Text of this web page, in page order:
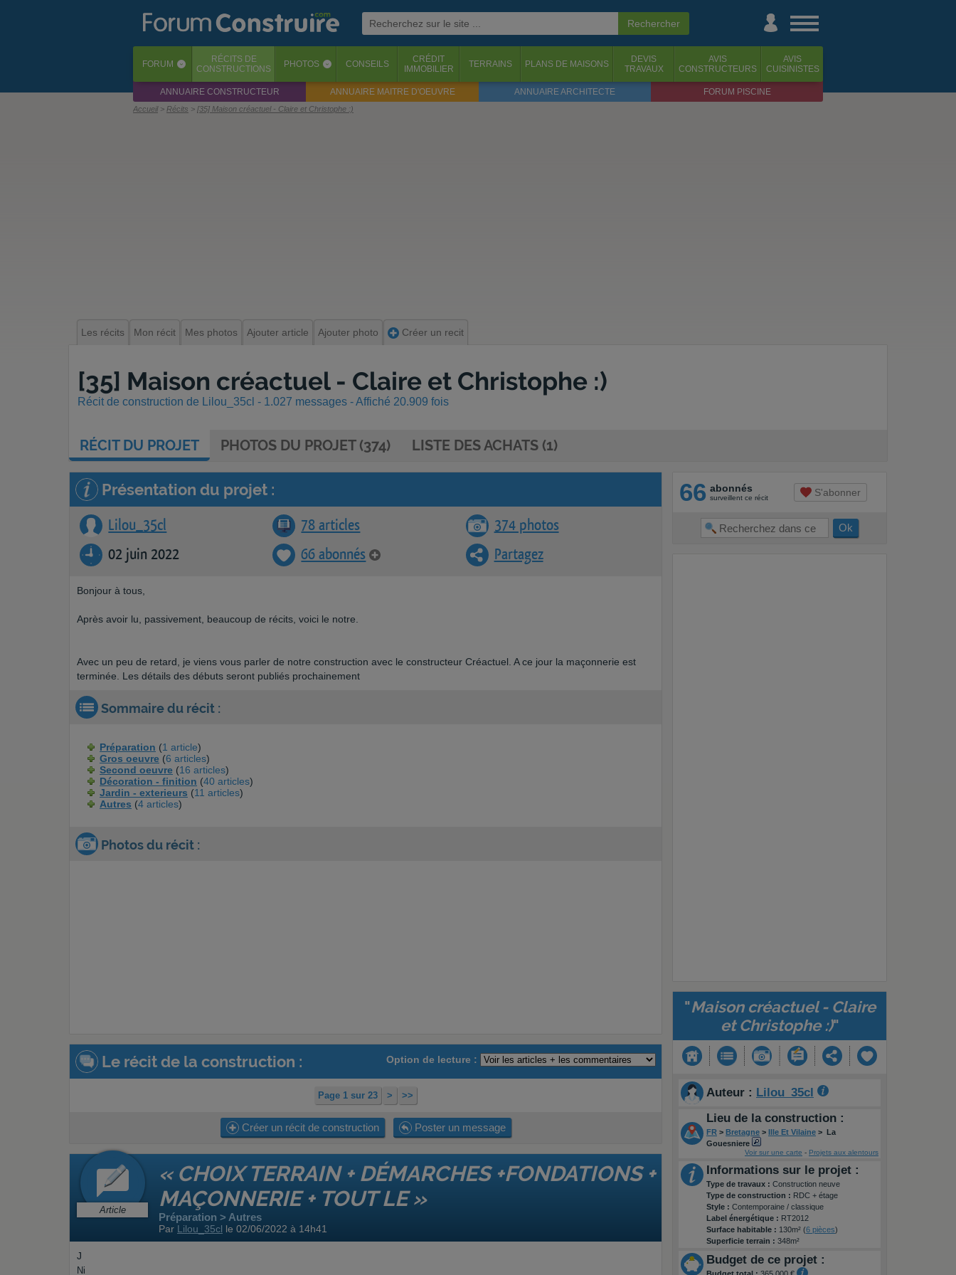
FORUM ‹ RÉCITS DE
CONSTRUCTIONS
PHOTOS ‹ CONSEILS
CRÉDIT
IMMOBILIER
TERRAINS PLANS DE MAISONS
DEVIS
TRAVAUX
AVIS
CONSTRUCTEURS
AVIS
CUISINISTES
ANNUAIRE CONSTRUCTEUR ANNUAIRE MAITRE D'OEUVRE ANNUAIRE ARCHITECTE FORUM PISCINE
Accueil Récits [35] Maison créactuel - Claire et Christophe :)
Les récits Mon récit Mes photos Ajouter article Ajouter photo Créer un recit
[35] Maison créactuel - Claire et Christophe :)
Récit de construction de Lilou_35cl - 1.027 messages - Affiché 20.909 fois
RÉCITDU PROJET PHOTOS DU PROJET (374) LISTE DES ACHATS (1)
Présentation du projet :
Lilou_35cl 78 articles
374 photos
02 juin 2022
66 abonnés Partagez
Bonjour à tous,
Après avoir lu, passivement, beaucoup de récits, voici le notre.
Avec un peu de retard, je viens vous parler de notre construction avec le constructeur Créactuel. A ce jour la maçonnerie est
terminée. Les détails des débuts seront publiés prochainement
Sommaire du récit :
Préparation (1 article)
Gros oeuvre (6 articles)
Second oeuvre (16 articles)
Décoration - finition (40 articles)
Jardin - exterieurs (11 articles)
Autres (4 articles)
Photos du récit :
Option de lecture :
Le récit de la construction :
Page 1 sur 23 > >>
Créer un récit de construction Poster un message
Article
« CHOIX TERRAIN + DÉMARCHES +FONDATIONS +
MAÇONNERIE + TOUT LE »
Préparation > Autres
Par Lilou_35cl le 02/06/2022 à 14h41
J
Ni
66 abonnés
surveillent ce récit S'abonner
"Maison créactuel - Claire
et Christophe :)"
Auteur : Lilou_35cl
Lieu de la construction :
FR > Bretagne > Ille Et Vilaine > La
Gouesniere
Voir sur une carte - Projets aux alentours
Informations sur le projet :
Type de travaux : Construction neuve
Type de construction : RDC + étage
Style : Contemporaine / classique
Label énergétique : RT2012
Surface habitable : 130m² (6 pièces)
Superficie terrain : 348m²
Budget de ce projet :